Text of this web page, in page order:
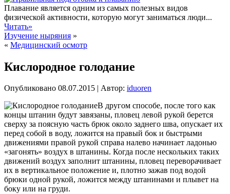
Плавание является одним из самых полезных видов
физической активности, которую могут заниматься люди...
Читать»
Изучение ныряния »
« Медицинский осмотр
Кислородное голодание
Опубликовано 08.07.2015 Автор: iduoren
В другом способе, после того как
концы штанин будут завязаны, пловец левой рукой берется
сверху за поясную часть брюк около заднего шва, опускает их
перед собой в воду, ложится на правый бок и быстрыми
движениями правой рукой справа налево начинает ладонью
«загонять» воздух в штанины. Когда после нескольких таких
движений воздух заполнит штанины, пловец переворачивает
их в вертикальное положение и, плотно зажав под водой
брюки одной рукой, ложится между штанинами и плывет на
боку или на груди.